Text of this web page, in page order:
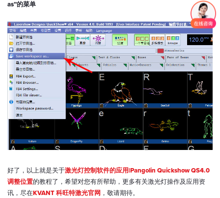
as”的菜单
好了，以上就是关于激光灯控制软件的应用|Pangolin Quickshow QS4.0
调整位置的教程了，希望对您有所帮助，更多有关激光灯操作及应用资
讯，尽在KVANT 科旺特激光官网 ，敬请期待。